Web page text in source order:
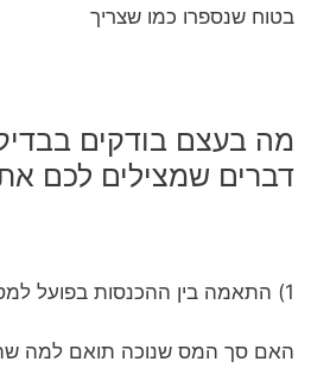
בטוח שנספרו כמו שצריך
דברים שמצילים לכם
1) התאמה בין ההכנסות בפועל למס שנוכה
האם סך המס שנוכה תואם למה